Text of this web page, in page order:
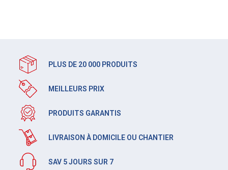
PLUS DE 20 000 PRODUITS
MEILLEURS PRIX
PRODUITS GARANTIS
LIVRAISON À DOMICILE OU CHANTIER
SAV 5 JOURS SUR 7